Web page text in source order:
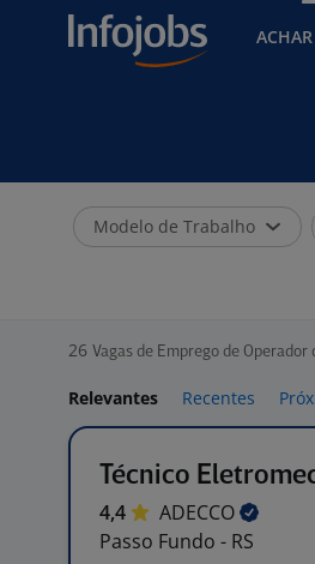
Modelo de Trabalho
26 Vagas de Emprego de Operador
Relevantes Recentes
Técnico
4,4
ADECCO
Passo Fundo - RS